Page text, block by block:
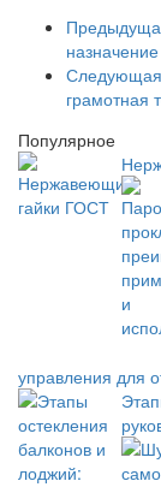
Следующая
грамотная
Популярное
управления для